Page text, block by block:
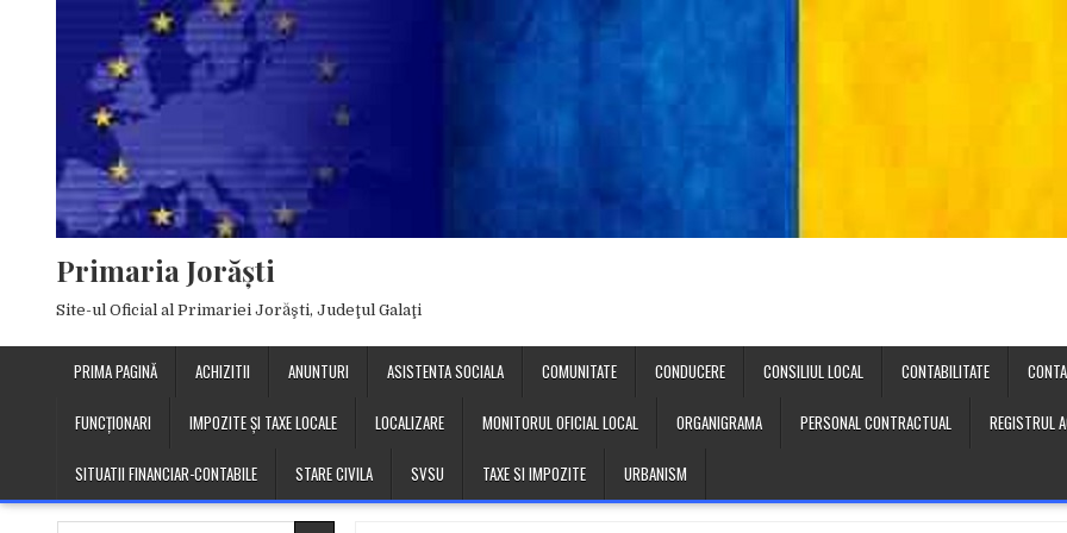
Primaria Jorăşti
Site-ul Oficial al Primariei Jorăşti, Judeţul Galaţi
PRIMA PAGINĂ ACHIZITII ANUNTURI ASISTENTA SOCIALA COMUNITATE CONDUCERE CONSILIUL LOCAL CONTABILITATE
FUNCȚIONARI IMPOZITE ȘI TAXE LOCALE LOCALIZARE MONITORUL OFICIAL LOCAL ORGANIGRAMA PERSONAL CONTRACTUAL REGISTRUL
SITUATII FINANCIAR-CONTABILE STARE CIVILA SVSU TAXE SI IMPOZITE URBANISM